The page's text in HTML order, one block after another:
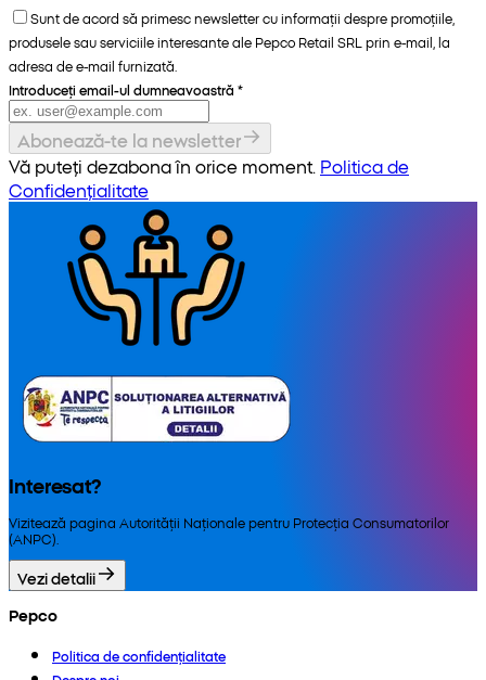
Sunt de acord să primesc newsletter cu informații despre promoțiile,
produsele sau serviciile interesante ale Pepco Retail SRL prin e-mail, la
adresa de e-mail furnizată.
Introduceți email-ul dumneavoastră *
Abonează-te la newsletter
Vă puteți dezabona în orice moment. Politica de
Confidențialitate
Interesat?
Vizitează pagina Autorității Naționale pentru Protecția Consumatorilor
(ANPC).
Vezi detalii
Pepco
Politica de confidențialitate